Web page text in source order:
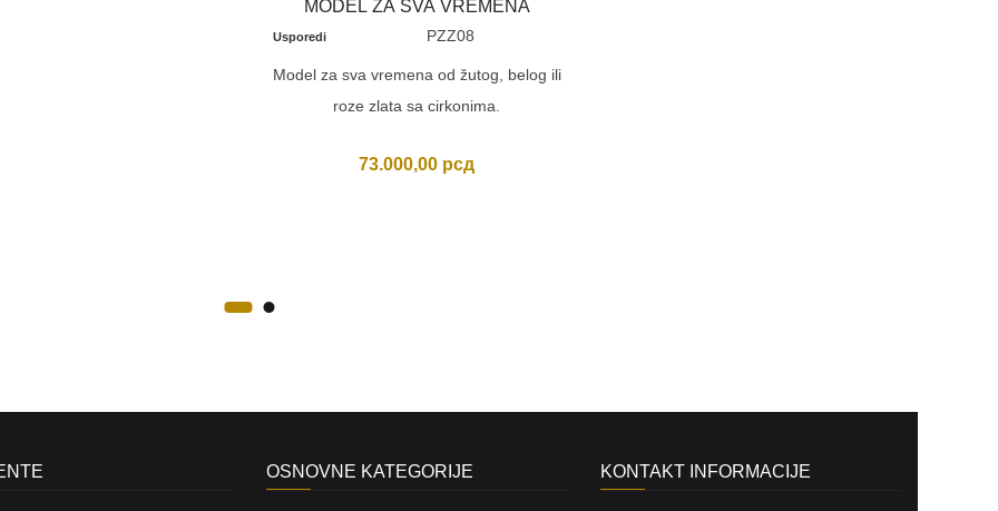
MODEL ZA SVA VREMENA
Usporedi PZZ08
Model za sva vremena od žutog, belog ili
roze zlata sa cirkonima.
73.000,00 рсд
OSNOVNE KATEGORIJE KONTAKT INFORMACIJE